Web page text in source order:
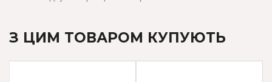
З ЦИМ ТОВАРОМ КУПУЮТЬ